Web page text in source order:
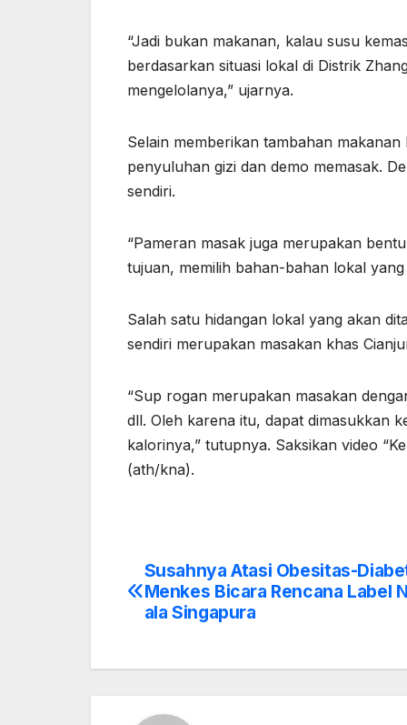
“Jadi bukan makanan, kalau susu
berdasarkan situasi lokal di Distrik
mengelolanya,” ujarnya.
Selain memberikan tambahan
penyuluhan gizi dan demo memasak.
sendiri.
“Pameran masak juga merupakan
tujuan, memilih bahan-bahan lokal
Salah satu hidangan lokal yang akan
sendiri merupakan masakan khas
“Sup rogan merupakan masakan
dll. Oleh karena itu, dapat dimasukkan
kalorinya,” tutupnya. Saksikan video
(ath/kna).
Post
navigation
Susahnya Atasi Obesitas-
Menkes Bicara Rencana Label
ala Singapura